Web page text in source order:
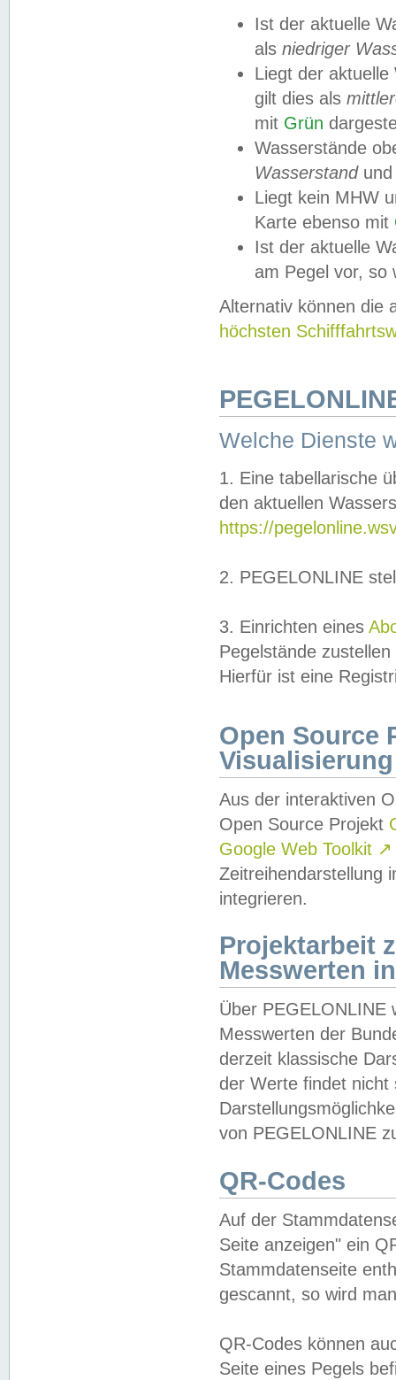
Ist der aktuelle
als niedriger
Liegt der
gilt dies als
mit Grün
Wasserstände
Wasserstandund
Liegt kein MHW
Karte ebenso mit
Ist der aktuelle
am Pegel vor,
Alternativ können die
höchsten
Welche Dienste
1. Eine tabellarische
den aktuellen
https://
2. PEGELONLINE
3. Einrichten eines
Pegelstände
Hierfür ist eine
Open Source
Visualisierung
Aus der interaktiven
Open Source Projekt
Google Web Toolkit ↗
Zeitreihendarstellung
integrieren.
Projektarbeit
Messwerten
Über PEGELONLINE
Messwerten der
derzeit klassische
der Werte findet
von PEGELONLINE
QR-Codes
Auf der
Seite anzeigen" ein
Stammdatenseite
gescannt, so wird
QR-Codes können
Seite eines Pegels